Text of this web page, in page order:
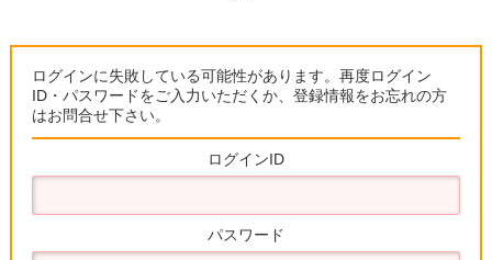
ログインに失敗している可能性があります。再度ログイン
ID・パスワードをご入力いただくか、登録情報をお忘れの方
はお問合せ下さい。
ログインID
パスワード